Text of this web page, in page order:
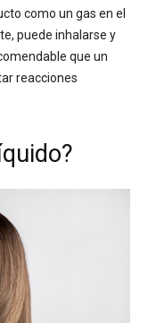
como un gas en el
puede inhalarse y
que un
reacciones